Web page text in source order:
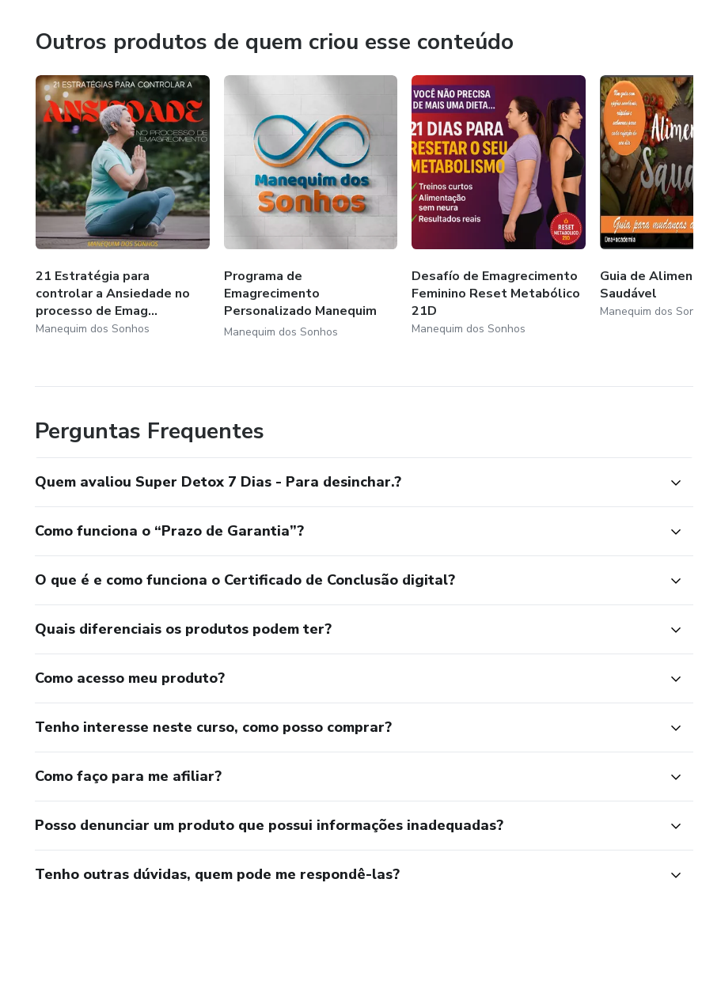
Outros produtos de quem criou esse conteúdo
21 Estratégia para
controlar a Ansiedade no
processo de Emag...
Manequim dos Sonhos
Programa de
Emagrecimento
Personalizado Manequim
dos Sonhos
Manequim dos Sonhos
Desafío de Emagrecimento
Feminino Reset Metabólico
21D
Manequim dos Sonhos
Guia de
Saudável
Manequim dos
Perguntas Frequentes
Quem avaliou Super Detox 7 Dias - Para desinchar.?
Como funciona o “Prazo de Garantia”?
O que é e como funciona o Certificado de Conclusão digital?
Quais diferenciais os produtos podem ter?
Como acesso meu produto?
Tenho interesse neste curso, como posso comprar?
Como faço para me afiliar?
Posso denunciar um produto que possui informações inadequadas?
Tenho outras dúvidas, quem pode me respondê-las?